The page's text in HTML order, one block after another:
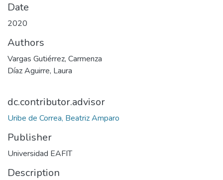
Date
2020
Authors
Vargas Gutiérrez, Carmenza
Díaz Aguirre, Laura
dc.contributor.advisor
Uribe de Correa, Beatriz Amparo
Publisher
Universidad EAFIT
Description